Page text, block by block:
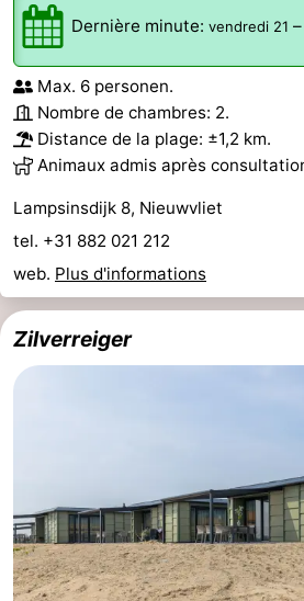
Dernière minute: vendredi 21 –
Max. 6 personen.
Nombre de chambres: 2.
Distance de la plage: ±1,2 km.
Animaux admis après
Lampsinsdijk 8, Nieuwvliet
tel. +31 882 021 212
web. Plus d'informations
Zilverreiger